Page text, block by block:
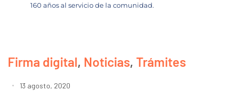
160 años al servicio de la comunidad.
Firma digital, Noticias, Trámites
13 agosto, 2020